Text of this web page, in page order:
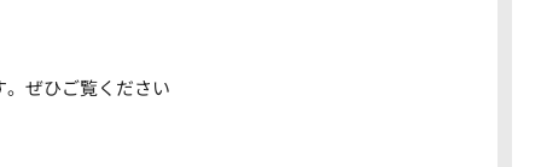
ぜひご覧ください